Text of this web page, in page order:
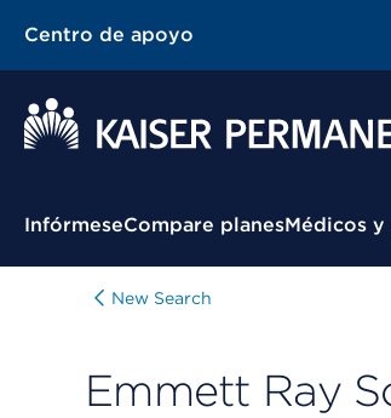
Centro de apoyo
Menú contextual
InfórmeseCompare planesMédicos
New Search
Emmett Ray